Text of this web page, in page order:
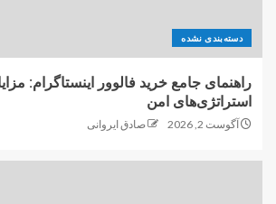
دسته‌بندی نشده
راهنمای جامع خرید فالوور اینستاگرام:
استراتژی‌های امن
آگوست 2, 2026 صادق ایروانی